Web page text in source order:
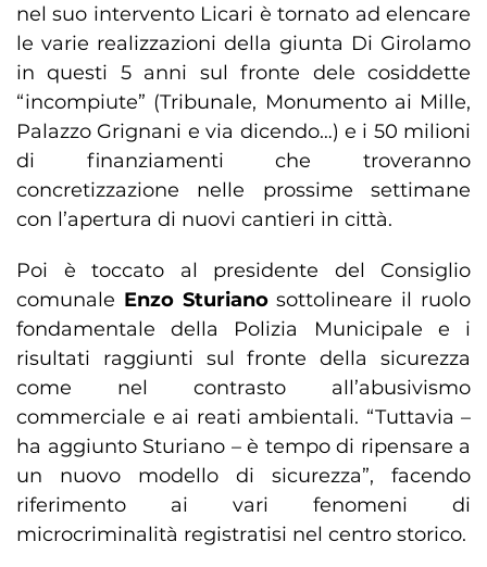
nel suo intervento Licari è tornato ad elencare
le varie realizzazioni della giunta Di Girolamo
in questi 5 anni sul fronte dele cosiddette
“incompiute” (Tribunale, Monumento ai Mille,
Palazzo Grignani e via dicendo…) e i 50 milioni
di finanziamenti che troveranno
concretizzazione nelle prossime settimane
con l’apertura di nuovi cantieri in città.
Poi è toccato al presidente del Consiglio
comunale Enzo Sturianosottolineare il ruolo
fondamentale della Polizia Municipale e i
risultati raggiunti sul fronte della sicurezza
come nel contrasto all’abusivismo
commerciale e ai reati ambientali. “Tuttavia –
ha aggiunto Sturiano – è tempo di ripensare a
un nuovo modello di sicurezza”, facendo
riferimento ai vari fenomeni di
microcriminalità registratisi nel centro storico.